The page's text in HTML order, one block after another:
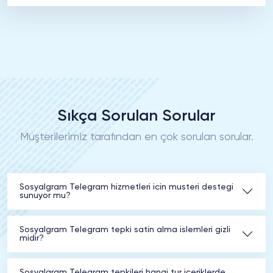
Sıkça Sorulan Sorular
Müşterilerimiz tarafından en çok sorulan sorular.
Sosyalgram Telegram hizmetleri icin musteri destegi
sunuyor mu?
Sosyalgram Telegram tepki satin alma islemleri gizli
midir?